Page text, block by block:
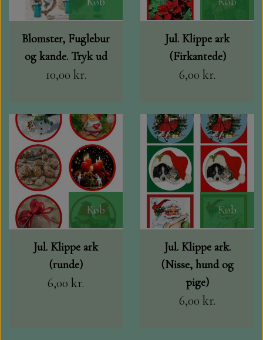
LEANE
MINIATURE HUSE TIL KORT
DANDIES OG MADE WITH LOVE
NELLIE SNELLEN
SPELLBINDERS
DANDIES
SIGNATURE COLLECTION
GLITTER KARTON A4, PAPER
FAVOURITES OG FLORENCE 250 GR.
BLANKT KARTON A4. PAPER
VELOUR KARTON
KARTON 30X30 216 GR.
STEMPEL SVÆRTE CARD DECO, M.FLERE
STEMPLER
KLIPPE ARK MED MOTIVER MM.
TOPPERS OG 3D TOPPERS
VÆRKTØJ, SAKSE MV.
DECOUPAGE PAPIR
JULE KALENDER.
Blomster, Fuglebur
og kande. Tryk ud
10,00 kr.
Jul. Klippe ark
(Firkantede)
6,00 kr.
Køb
Jul. Klippe ark
(runde)
6,00 kr.
Køb
Jul. Klippe ark.
(Nisse, hund og
pige)
6,00 kr.